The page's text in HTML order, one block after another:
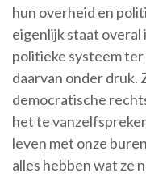
hun overheid en
eigenlijk staat
politieke systeem
daarvan onder druk.
democratische
het te
leven met onze
alles hebben wat ze